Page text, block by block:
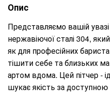
Опис
Представляємо вашій
нержавіючої сталі 304,
як для професійних
тішити себе та близьких
артом вдома. Цей пітчер -
шукає якість за